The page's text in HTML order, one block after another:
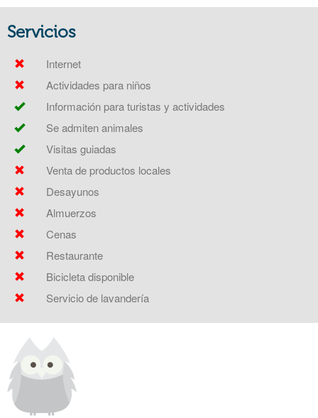
Servicios
Internet
Actividades para niños
Información para turistas y actividades
Se admiten animales
Visitas guiadas
Venta de productos locales
Desayunos
Almuerzos
Cenas
Restaurante
Bicicleta disponible
Servicio de lavandería